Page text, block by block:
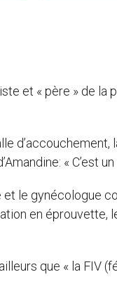
et « père » de la
« C’est
le gynécologue
en éprouvette,
que « la FIV